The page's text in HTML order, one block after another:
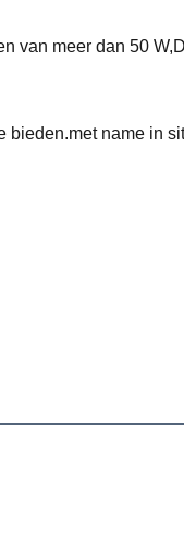
van meer dan 50
bieden.met name in